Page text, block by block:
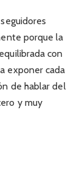
porque la
con
exponer cada
de hablar del
y muy